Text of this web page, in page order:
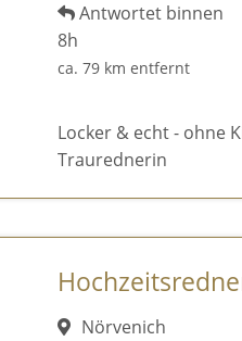
Antwortet binnen
8h
ca. 79 km entfernt
Locker & echt - ohne
Traurednerin
Nörvenich